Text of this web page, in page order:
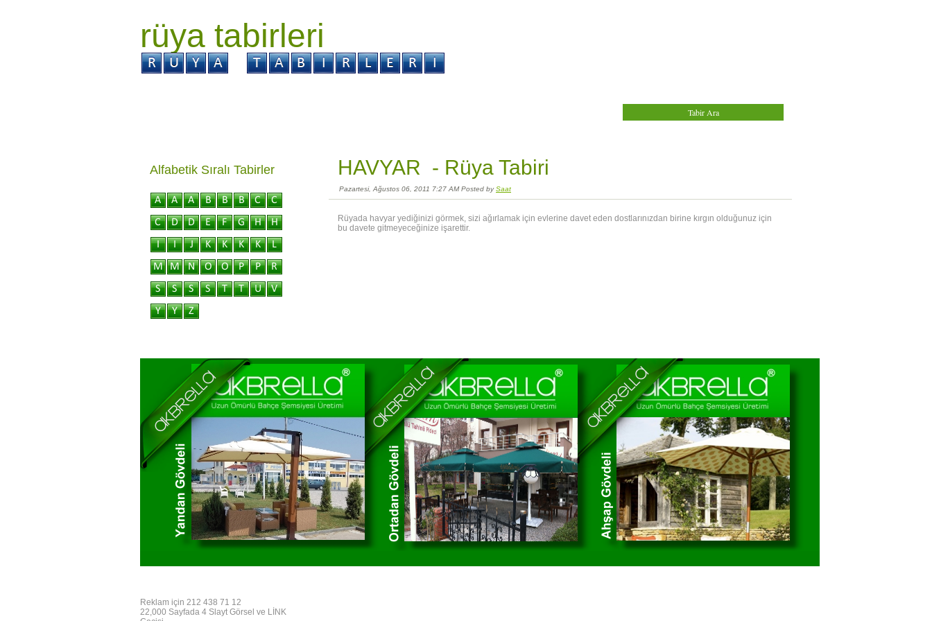
rüya tabirleri
HAVYAR - Rüya Tabiri
Pazartesi, Ağustos 06, 2011 7:27 AM Posted bySaat
Rüyada havyar yediğinizi görmek, sizi ağırlamak için evlerine davet eden dostlarınızdan birine kırgın olduğunuz için
bu davete gitmeyeceğinize işarettir.
Alfabetik Sıralı Tabirler
Reklam için 212 438 71 12
22,000 Sayfada 4 Slayt Görsel ve LİNK